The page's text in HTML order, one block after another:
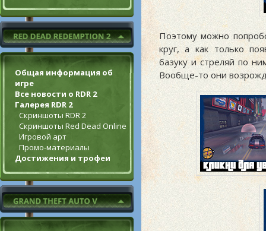
Общая информация об
игре
Все новости о RDR 2
Галерея RDR 2
Скриншоты RDR 2
Скриншоты Red Dead Online
Игровой арт
Промо-материалы
Достижения и трофеи
Поэтому можно
круг, а как только
базуку и стреляй по
Вообще-то они